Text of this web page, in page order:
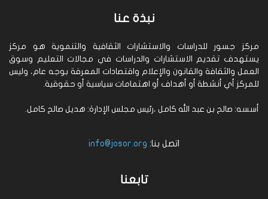
نبذة عنا
مركز جسور للدراسات والاستشارات الثقافية والتنموية هو مركز
يستهدف تقديم الاستشارات والدراسات في مجالات التعليم وسوق
العمل والثقافة والقانون والإعلام واقتصادات المعرفة بوجه عام، وليس
للمركز أي أنشطة أو أهداف أو اهتمامات سياسية أو حقوقية.
أسسه: صالح بن عبد الله كامل ،رئيس مجلس الإدارة: هديل صالح كامل.
اتصل بنا: info@josor.org
تابعنا